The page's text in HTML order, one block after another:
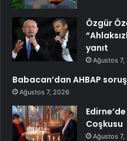
Özgür
yanıt
Ağustos 7,
Babacan’dan AHBAP
Ağustos 7, 2026
Coşkusu
Ağustos 7,